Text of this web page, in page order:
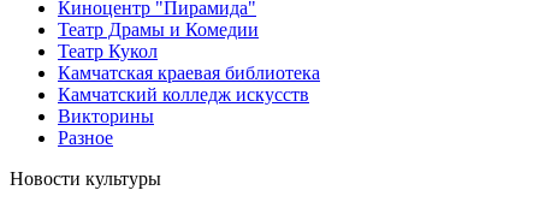
Киноцентр "Пирамида"
Театр Драмы и Комедии
Театр Кукол
Камчатская краевая библиотека
Камчатский колледж искусств
Викторины
Разное
Новости культуры